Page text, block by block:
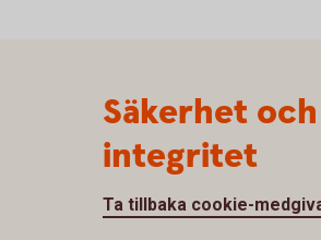
Säkerhet och
integritet
Ta tillbaka cookie-